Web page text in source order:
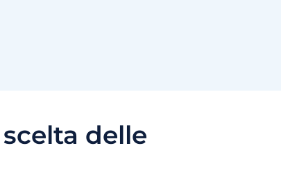
delle